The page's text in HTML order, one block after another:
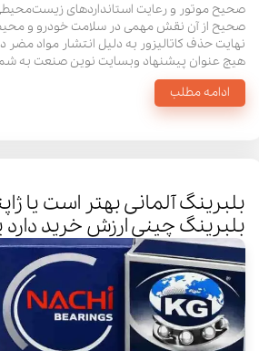
صحیح موتور و رعایت استانداردهای
صحیح از آن نقش مهمی در سلامت خودرو و
نهایت حذف کاتالیزور به دلیل انتشار مواد
هیچ عنوان پیشنهاد وبسایت نوین صنعت به
ادامه مطلب
بلبرینگ آلمانی بهتر است یا
بلبرینگ چینی ارزش خرید دارد